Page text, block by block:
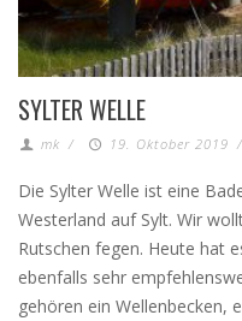
SYLTER WELLE
mk / 19. Oktober 2019 /
Die Sylter Welle ist eine
Westerland auf Sylt. Wir
Rutschen fegen. Heute hat
ebenfalls sehr
gehören ein Wellenbecken,